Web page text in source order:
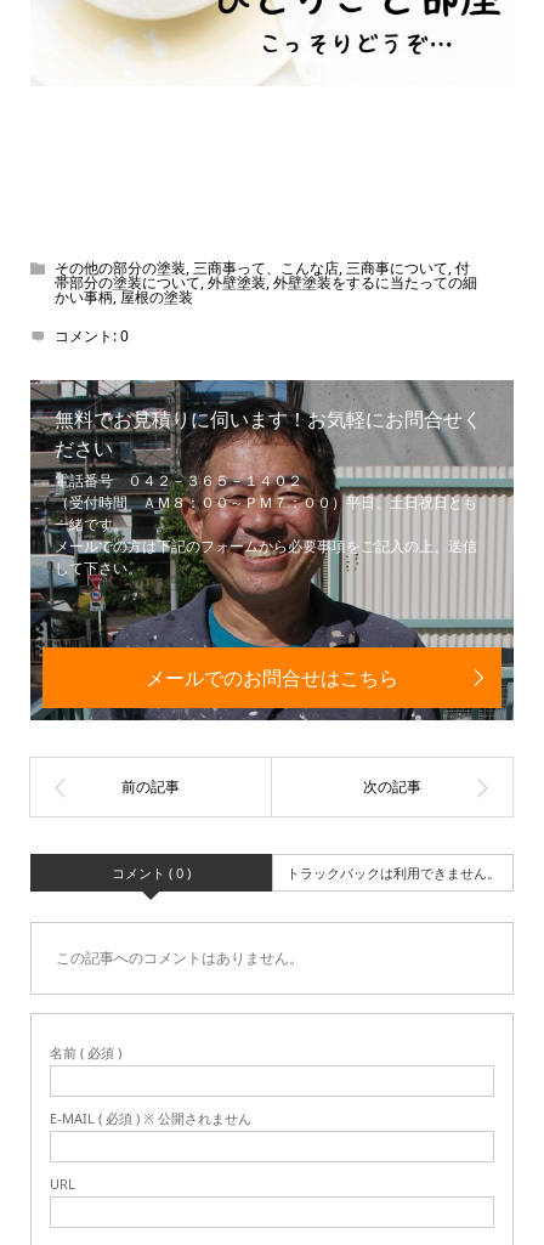
その他の部分の塗装,三商事って、こんな店,三商事について,付
帯部分の塗装について,外壁塗装,外壁塗装をするに当たっての細
かい事柄,屋根の塗装
コメント:0
無料でお見積りに伺います！お気軽にお問合せく
ださい
電話番号 ０４２－３６５－１４０２
（受付時間 ＡＭ８：００～ＰＭ７：００）平日、土日祝日とも
一緒です。
メールでの方は下記のフォームから必要事項をご記入の上、送信
して下さい。
メールでのお問合せはこちら
コメント ( 0 ) トラックバックは利用できません。
この記事へのコメントはありません。
名前 ( 必須 )
E-MAIL ( 必須 ) ※ 公開されません
URL